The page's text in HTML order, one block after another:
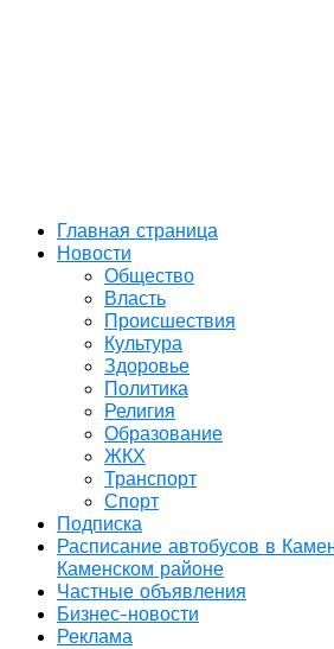
Главная страница
Новости
Общество
Власть
Происшествия
Культура
Здоровье
Политика
Религия
Образование
ЖКХ
Транспорт
Спорт
Подписка
Расписание автобусов в
Каменском районе
Частные объявления
Бизнес-новости
Реклама